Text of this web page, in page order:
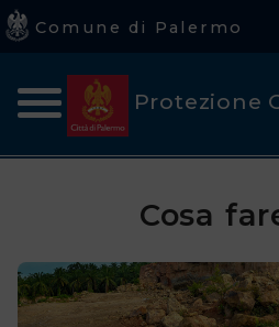
Comune
di
Palermo
Chi
siamo
Comune di Palermo
Protezione
Avvisi alla Popolazione
Cosa